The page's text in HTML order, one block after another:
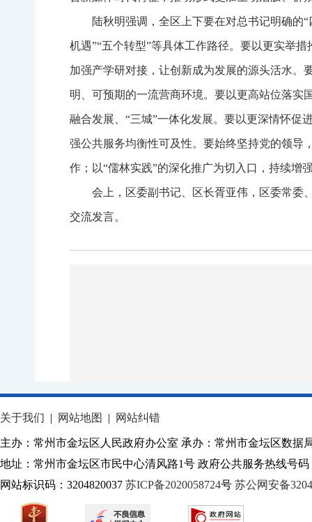
陆秋明强调，全区上下要在对总书记明确的
机遇”“五个转型”等具体工作路径。要以更实举
加强产学研对接，让创新成为发展的源头活水。
明、可预期的一流营商环境。要以更高站位落实
融合发展、“三城”一体化发展。要以更深情怀促
强公共服务均衡性可及性。要始终坚持党的领导
作；以“儒林实践”的深化推广为切入口，持续增
会上，区委副书记、区长胥亚伟，区委常委
交流发言。
关于我们 | 网站地图 | 网站纠错
主办：常州市金坛区人民政府办公室 承办：常州市金坛区数据
地址：常州市金坛区市民中心清风路1号 政府公共服务热线号码
网站标识码：3204820037 苏ICP备2020058724号 苏公网安备